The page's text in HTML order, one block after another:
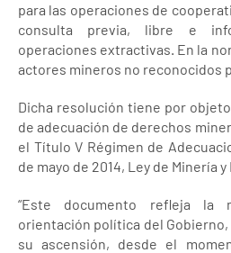
para las operaciones de
consulta previa, libre e
operaciones extractivas. En la
actores mineros no reconocidos
Dicha resolución tiene por
de adecuación de derechos
el Título V Régimen de
de mayo de 2014, Ley de Minería
“Este documento refleja la
orientación política del
su ascensión, desde el